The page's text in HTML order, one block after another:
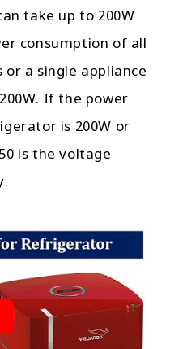
take up to 200W
consumption of all
a single appliance
If the power
is 200W or
is the voltage